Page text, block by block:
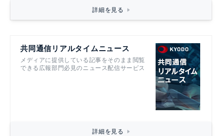
詳細を見る
共同通信リアルタイムニュース
メディアに提供している記事をそのまま閲覧
できる広報部門必見のニュース配信サービス
詳細を見る